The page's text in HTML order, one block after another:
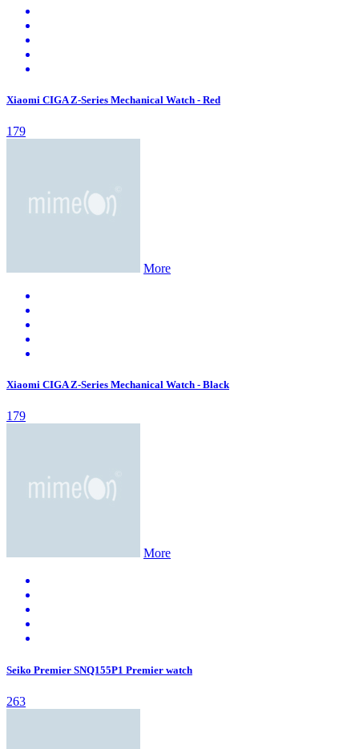
Xiaomi CIGA Z-Series Mechanical Watch - Red
179
More
Xiaomi CIGA Z-Series Mechanical Watch - Black
179
More
Seiko Premier SNQ155P1 Premier watch
263